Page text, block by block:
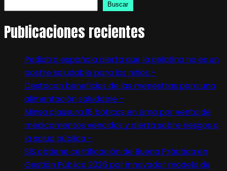
Buscar
Publicaciones recientes
Pediatra española alerta que la gelatina no es un
postre saludable para los niños –
Destacan beneficios de las menestras para una
alimentación saludable –
Minsa clausura 18 boticas en Lima por venta de
medicamentos vencidos y alerta sobre riesgos a
la salud pública –
SIS obtiene certificación de Buena Práctica en
Gestión Pública 2026 por innovador modelo de